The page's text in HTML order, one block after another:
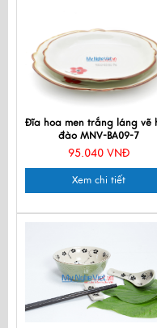
Đĩa hoa men trắng láng vẽ
đào MNV-BA09-7
95.040 VNĐ
Xem chi tiết